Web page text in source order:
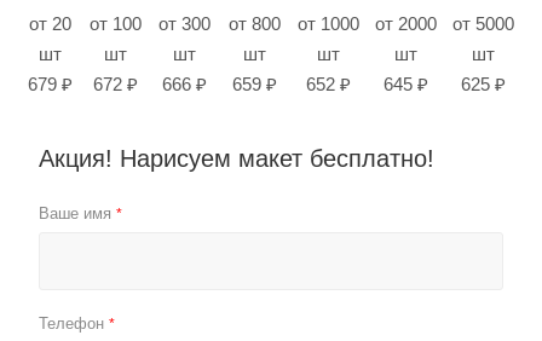
от 20
шт
679 ₽
от 100
шт
672 ₽
от 300
шт
666 ₽
от 800
шт
659 ₽
от 1000
шт
652 ₽
от 2000
шт
645 ₽
от 5000
шт
625 ₽
Акция! Нарисуем макет бесплатно!
Ваше имя *
Телефон *